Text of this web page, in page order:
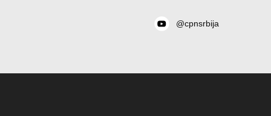
@cpnsrbija